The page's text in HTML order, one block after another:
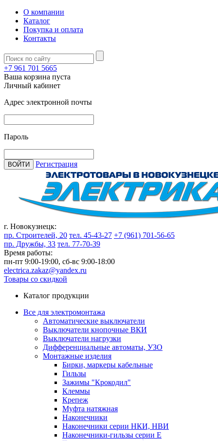
О компании
Каталог
Покупка и оплата
Контакты
+7 961 701 5665
Ваша корзина пуста
Личный кабинет
Адрес электронной почты
Пароль
ВОЙТИ Регистрация
г. Новокузнецк:
пр. Строителей, 20 тел. 45-43-27 +7 (961) 701-56-65
пр. Дружбы, 33 тел. 77-70-39
Время работы:
пн-пт 9:00-19:00, сб-вс 9:00-18:00
electrica.zakaz@yandex.ru
Товары со скидкой
Каталог продукции
Все для электромонтажа
Автоматические выключатели
Выключатели кнопочные ВКИ
Выключатели нагрузки
Дифференциальные автоматы, УЗО
Монтажные изделия
Бирки, маркеры кабельные
Гильзы
Зажимы "Крокодил"
Клеммы
Крепеж
Муфта натяжная
Наконечники
Наконечники серии НКИ, НВИ
Наконечники-гильзы серии Е